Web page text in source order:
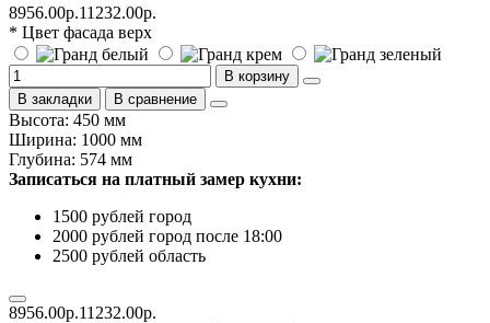
8956.00р.11232.00р.
* Цвет фасада верх
В корзину
В закладки
В сравнение
Высота: 450 мм
Ширина: 1000 мм
Глубина: 574 мм
Записаться на платный замер кухни:
1500 рублей город
2000 рублей город после 18:00
2500 рублей область
8956.00р.11232.00р.